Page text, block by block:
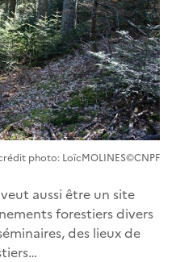
photo: LoïcMOLINES©CNPF
aussi être un site
forestiers divers
des lieux de